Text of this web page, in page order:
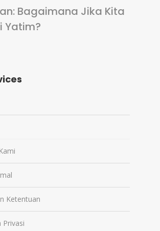
Bagaimana Jika Kita
Yatim?
Ketentuan
Privasi